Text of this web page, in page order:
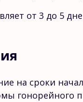
от 3 до 5
на сроки
гонорейного